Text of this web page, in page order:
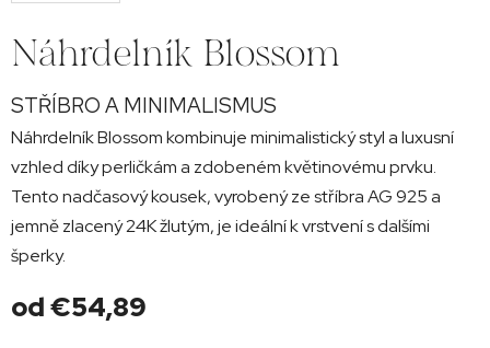
STŘÍBRO A MINIMALISMUS
Náhrdelník Blossom kombinuje minimalistický styl a luxusní
vzhled díky perličkám a zdobeném květinovému prvku.
Tento nadčasový kousek, vyrobený ze stříbra AG 925 a
jemně zlacený 24K žlutým, je ideální k vrstvení s dalšími
šperky.
od€54,89
Náhrdelník Blossom